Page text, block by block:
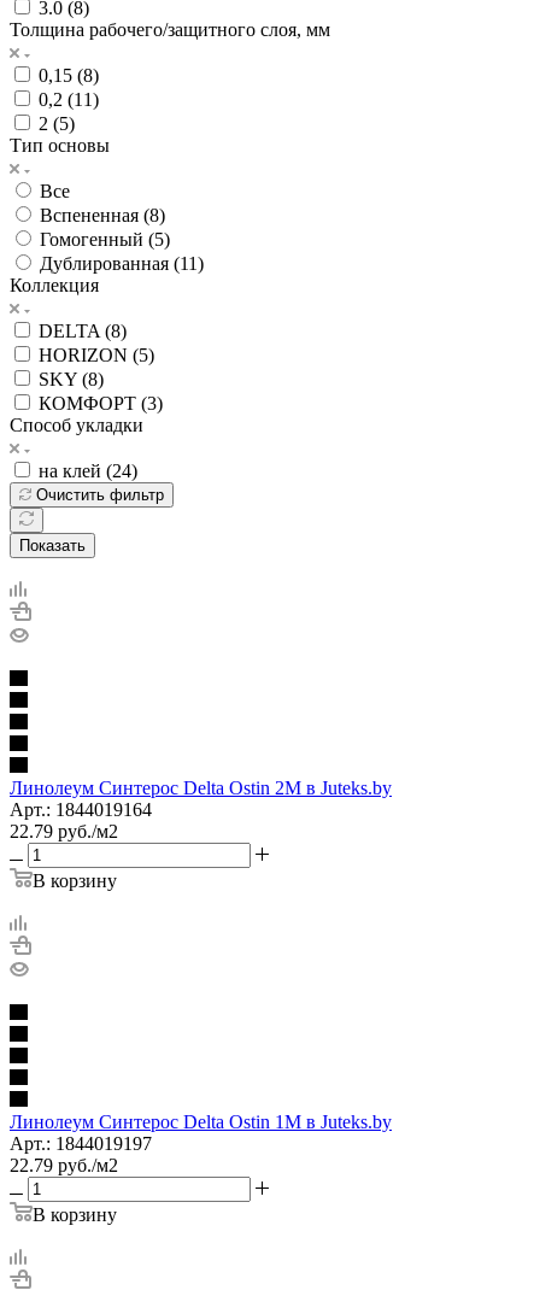
3.0 (8)
Толщина рабочего/защитного слоя, мм
0,15 (8)
0,2 (11)
2 (5)
Тип основы
Все
Вспененная (8)
Гомогенный (5)
Дублированная (11)
Коллекция
DELTA (8)
HORIZON (5)
SKY (8)
КОМФОРТ (3)
Способ укладки
на клей (24)
Очистить фильтр
Показать
Линолеум Синтерос Delta Ostin 2М в Juteks.by
Арт.: 1844019164
22.79 руб./м2
В корзину
Линолеум Синтерос Delta Ostin 1М в Juteks.by
Арт.: 1844019197
22.79 руб./м2
В корзину